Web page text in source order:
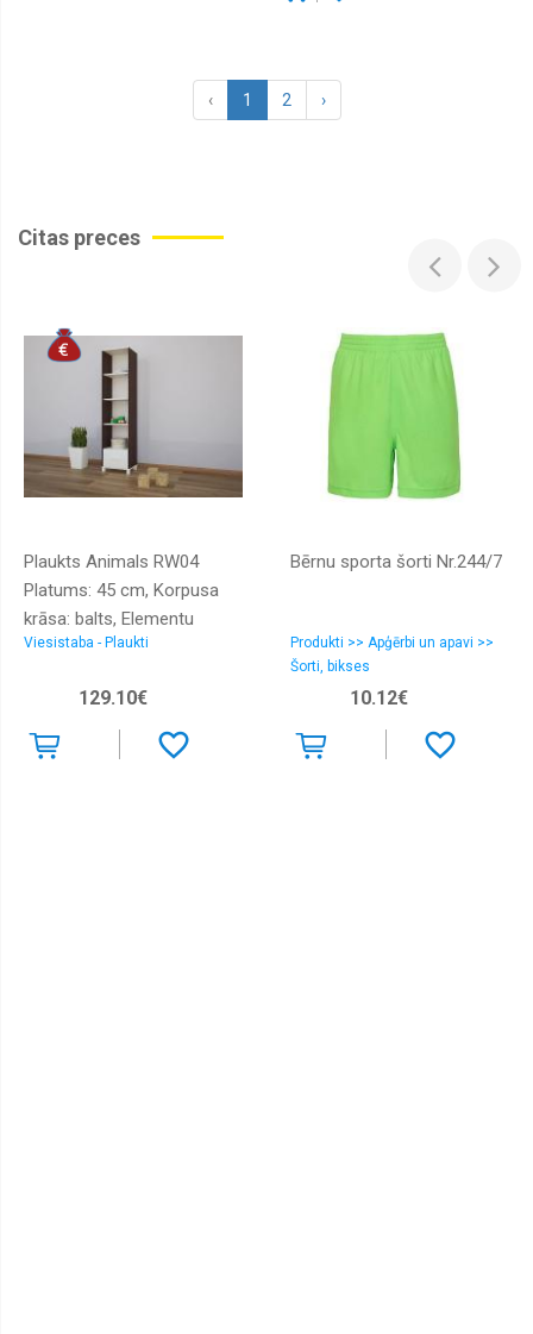
‹ 1 2 ›
Citas preces
Plaukts Animals RW04
Platums: 45 cm, Korpusa
krāsa: balts, Elementu
krāsa: kastanis venge,
Dziļums: 34 cm, Materiāls:
MDF plātne, Plaukta tips:
grīdas, Plauktu skaits: 5
Viesistaba - Plaukti
129.10€
Bērnu sporta šorti Nr.244/7
Produkti >> Apģērbi un apavi >>
Šorti, bikses
10.12€